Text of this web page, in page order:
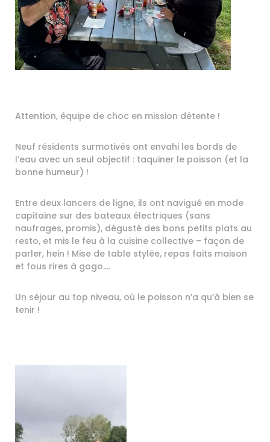
Attention, équipe de choc en mission détente !
Neuf résidents surmotivés ont envahi les bords de
l’eau avec un seul objectif : taquiner le poisson (et la
bonne humeur) !
Entre deux lancers de ligne, ils ont navigué en mode
capitaine sur des bateaux électriques (sans
naufrages, promis), dégusté des bons petits plats au
resto, et mis le feu à la cuisine collective – façon de
parler, hein ! Mise de table stylée, repas faits maison
et fous rires à gogo….
Un séjour au top niveau, où le poisson n’a qu’à bien se
tenir !